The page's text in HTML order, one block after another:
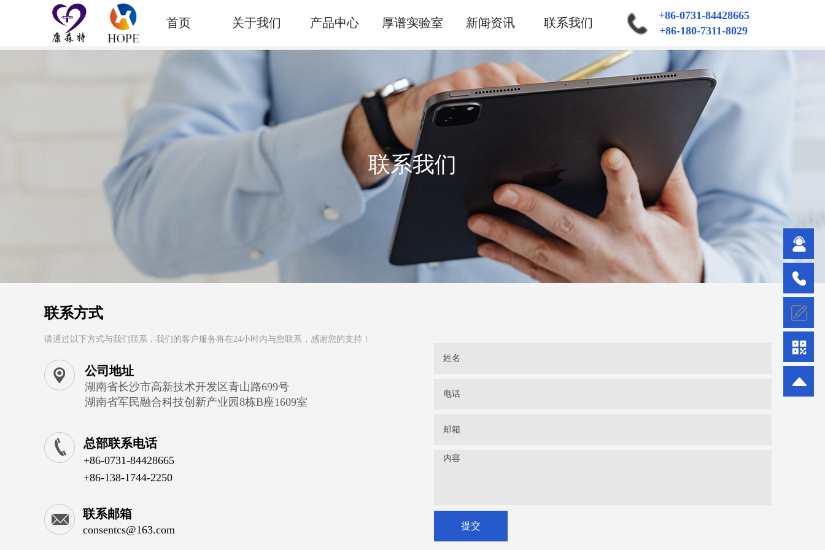
+86-0731-84428665
首页 关于我们 产品中心 厚谱实验室 新闻资讯 联系我们
+86-180-7311-8029
联系我们
联系方式
请通过以下方式与我们联系，我们的客户服务将在24小时内与您联系，感谢您的支持！
提交
公司地址
湖南省长沙市高新技术开发区青山路699号
湖南省军民融合科技创新产业园8栋B座1609室
总部联系电话
+86-0731-84428665
+86-138-1744-2250
联系邮箱
consentcs@163.com